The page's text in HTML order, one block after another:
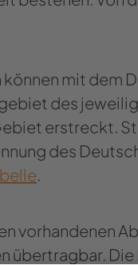
kön­nen mit
des
er­streckt.
des
vor­han­de­nen
über­trag­bar.